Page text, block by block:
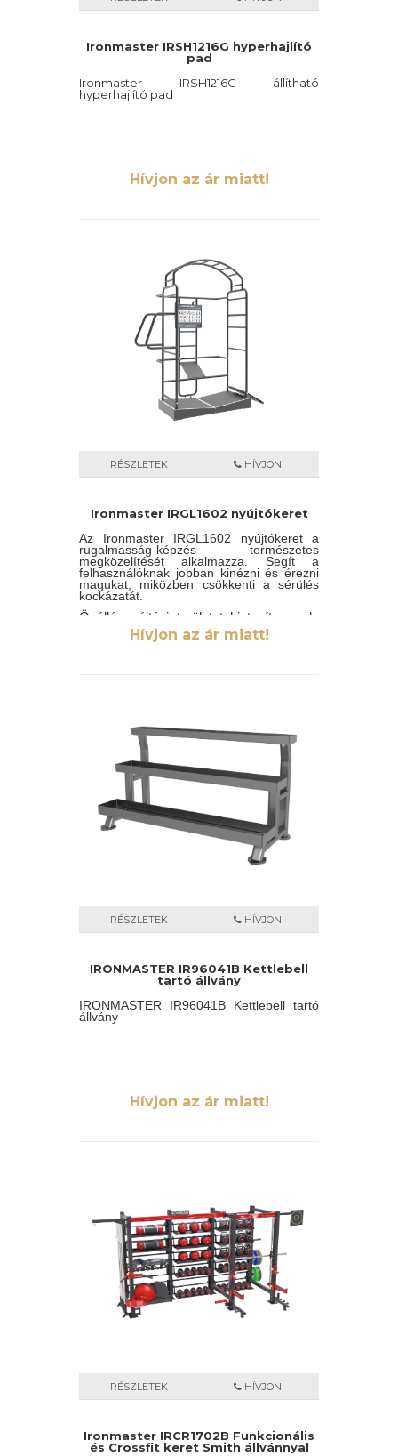
Ironmaster IRSH1216G hyperhajlító
pad
Ironmaster IRSH1216G állítható
hyperhajlító pad
Hívjon az ár miatt!
RÉSZLETEK HÍVJON!
Ironmaster IRGL1602 nyújtókeret
Az Ironmaster IRGL1602 nyújtókeret a
rugalmasság-képzés természetes
megközelítését alkalmazza. Segít a
felhasználóknak jobban kinézni és érezni
magukat, miközben csökkenti a sérülés
kockázatát.
Önálló nyújtási területet biztosít, amely
lehetővé teszi a felhasználók számára az
átfogó nyújtás biztonságos platformját a
Hívjon az ár miatt!
RÉSZLETEK HÍVJON!
IRONMASTER IR96041B Kettlebell
tartó állvány
IRONMASTER IR96041B Kettlebell tartó
állvány
Hívjon az ár miatt!
RÉSZLETEK HÍVJON!
Ironmaster IRCR1702B Funkcionális
és Crossfit keret Smith állvánnyal